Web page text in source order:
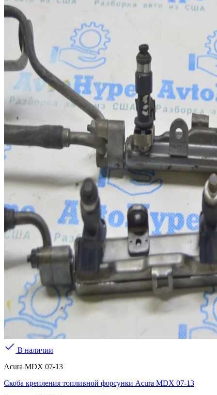
В наличии
Acura MDX 07-13
Скоба крепления топливной форсунки Acura MDX 07-13